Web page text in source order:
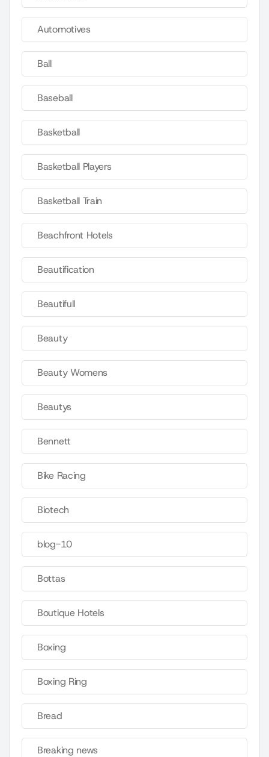
Automotives
Ball
Baseball
Basketball
Basketball Players
Basketball Train
Beachfront Hotels
Beautification
Beautifull
Beauty
Beauty Womens
Beautys
Bennett
Bike Racing
Biotech
blog-10
Bottas
Boutique Hotels
Boxing
Boxing Ring
Bread
Breaking news